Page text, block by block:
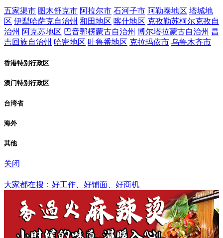
五家渠市 图木舒克市 阿拉尔市 石河子市 阿勒泰地区 塔城地
区 伊犁哈萨克自治州 和田地区 喀什地区 克孜勒苏柯尔克孜自
治州 阿克苏地区 巴音郭楞蒙古自治州 博尔塔拉蒙古自治州 昌
吉回族自治州 哈密地区 吐鲁番地区 克拉玛依市 乌鲁木齐市
香港特别行政区
澳门特别行政区
台湾省
海外
其他
关闭
大家都在搜：好工作、好铺面、好商机